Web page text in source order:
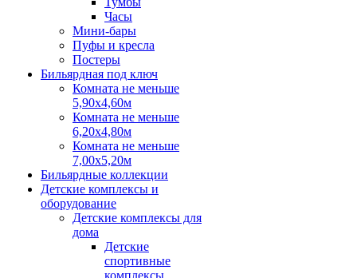
Часы
Мини-бары
Пуфы и кресла
Постеры
Бильярдная под ключ
Комната не меньше
5,90х4,60м
Комната не меньше
6,20х4,80м
Комната не меньше
7,00х5,20м
Бильярдные коллекции
Детские комплексы и
оборудование
Детские комплексы для
дома
Детские
спортивные
комплексы